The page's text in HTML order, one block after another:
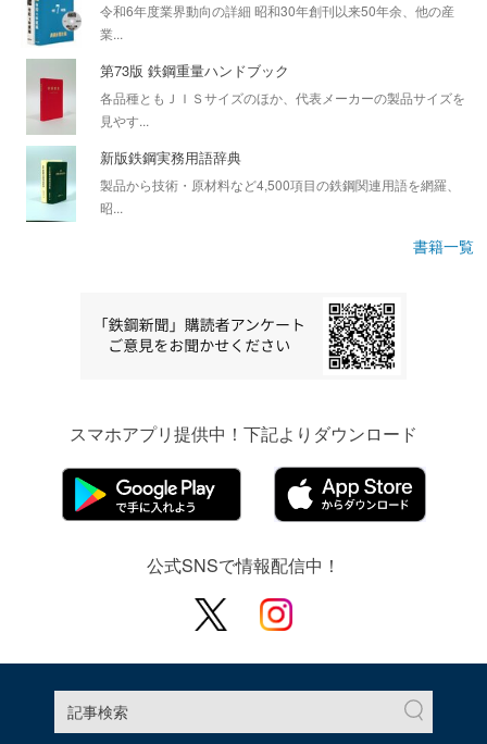
令和6年度業界動向の詳細 昭和30年創刊以来50年余、他の産
業...
第73版 鉄鋼重量ハンドブック
各品種ともＪＩＳサイズのほか、代表メーカーの製品サイズを
見やす...
新版鉄鋼実務用語辞典
製品から技術・原材料など4,500項目の鉄鋼関連用語を網羅、
昭...
書籍一覧
スマホアプリ提供中！下記よりダウンロード
公式SNSで情報配信中！
記事検索